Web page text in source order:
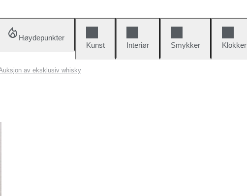
Høydepunkter
Kunst
Interiør Smykker Klokker
av eksklusiv whisky